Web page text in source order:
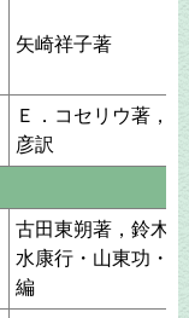
矢崎祥子著
Ｅ．コセリウ著，
彦訳
古田東朔著，鈴木
水康行・山東功・
編